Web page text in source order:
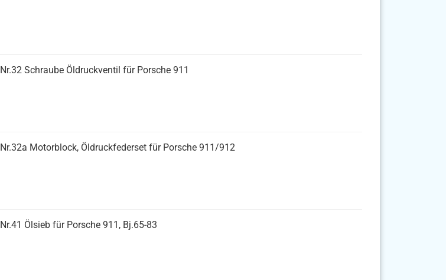
Nr.32 Schraube Öldruckventil für Porsche 911
Nr.32a Motorblock, Öldruckfederset für Porsche 911/912
Nr.41 Ölsieb für Porsche 911, Bj.65-83